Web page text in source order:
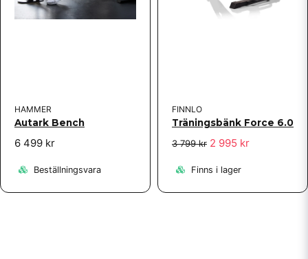
HAMMER
Autark Bench
6 499 kr
Beställningsvara
FINNLO
Träningsbänk Force 6.0
3 799 kr 2 995 kr
Finns i lager